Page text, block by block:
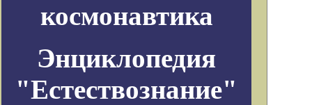
космонавтика
Энциклопедия
"Естествознание"